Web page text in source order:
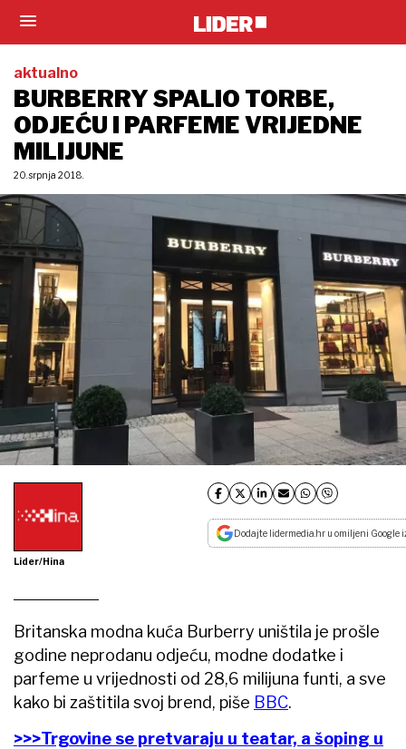
aktualno
BURBERRY SPALIO TORBE,
ODJEĆU I PARFEME VRIJEDNE
MILIJUNE
20. srpnja 2018.
Lider/Hina
Dodajte lidermedia.hr u omiljeni Google
Britanska modna kuća Burberry uništila je prošle
godine neprodanu odjeću, modne dodatke i
parfeme u vrijednosti od 28,6 milijuna funti, a sve
kako bi zaštitila svoj brend, piše BBC.
>>>Trgovine se pretvaraju u teatar, a šoping u